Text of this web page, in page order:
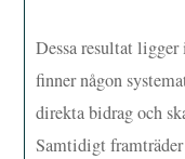
Dessa resultat
finner någon
direkta bidrag och
Samtidigt